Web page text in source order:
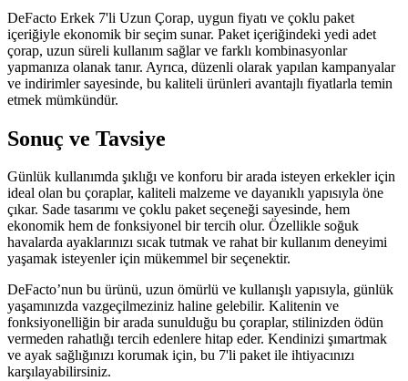
DeFacto Erkek 7'li Uzun Çorap, uygun fiyatı ve çoklu paket
içeriğiyle ekonomik bir seçim sunar. Paket içeriğindeki yedi adet
çorap, uzun süreli kullanım sağlar ve farklı kombinasyonlar
yapmanıza olanak tanır. Ayrıca, düzenli olarak yapılan kampanyalar
ve indirimler sayesinde, bu kaliteli ürünleri avantajlı fiyatlarla temin
etmek mümkündür.
Sonuç ve Tavsiye
Günlük kullanımda şıklığı ve konforu bir arada isteyen erkekler için
ideal olan bu çoraplar, kaliteli malzeme ve dayanıklı yapısıyla öne
çıkar. Sade tasarımı ve çoklu paket seçeneği sayesinde, hem
ekonomik hem de fonksiyonel bir tercih olur. Özellikle soğuk
havalarda ayaklarınızı sıcak tutmak ve rahat bir kullanım deneyimi
yaşamak isteyenler için mükemmel bir seçenektir.
DeFacto’nun bu ürünü, uzun ömürlü ve kullanışlı yapısıyla, günlük
yaşamınızda vazgeçilmeziniz haline gelebilir. Kalitenin ve
fonksiyonelliğin bir arada sunulduğu bu çoraplar, stilinizden ödün
vermeden rahatlığı tercih edenlere hitap eder. Kendinizi şımartmak
ve ayak sağlığınızı korumak için, bu 7'li paket ile ihtiyacınızı
karşılayabilirsiniz.